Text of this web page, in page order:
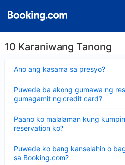
10 Karaniwang Tanong
Ano ang kasama sa presyo?
ang
Puwede ba akong gumawa ng
gumagamit ng credit card?
ang
sagot
Paano ko malalaman kung
reservation ko?
ang
sagot
Puwede ko bang kanselahin o
sa Booking.com?
ang
sagot